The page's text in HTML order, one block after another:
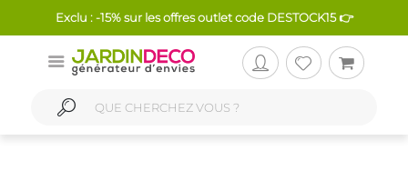
Exclu : -15% sur les offres outlet code DESTOCK15 👉